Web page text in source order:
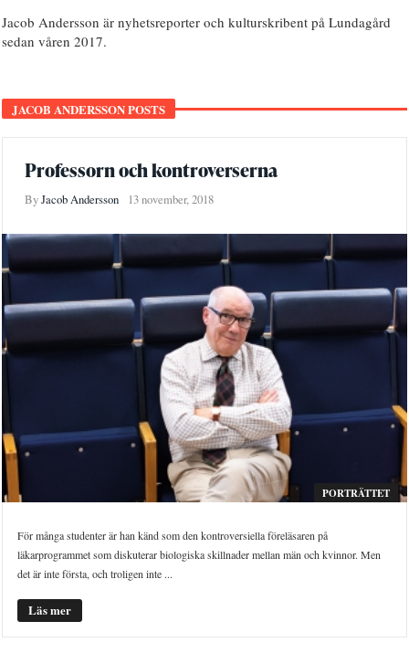
Jacob Andersson är nyhetsreporter och kulturskribent på Lundagård
sedan våren 2017.
JACOB ANDERSSON POSTS
Professorn och kontroverserna
ByJacob Andersson 13 november, 2018
PORTRÄTTET
För många studenter är han känd som den kontroversiella föreläsaren på
läkarprogrammet som diskuterar biologiska skillnader mellan män och kvinnor. Men
det är inte första, och troligen inte ...
Läs mer